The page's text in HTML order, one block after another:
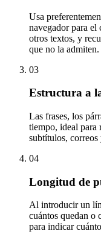
Usa
navegador para el
otros textos, y
que no la admiten.
03
Estructura a
Las frases, los
tiempo, ideal para
subtítulos, correos
04
Longitud de
Al introducir un
cuántos quedan o
para indicar